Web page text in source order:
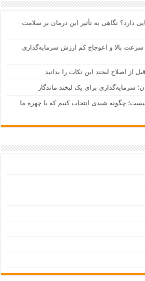
دارد؟ نگاهی به تأثیر این درمان بر سلامت
بالا و اعوجاج کم ارزش سرمایه‌گذاری
از اصلاح لبخند این نکات را بدانید
سرمایه‌گذاری برای یک لبخند ماندگار
چگونه شیدی انتخاب کنیم که با چهره ما